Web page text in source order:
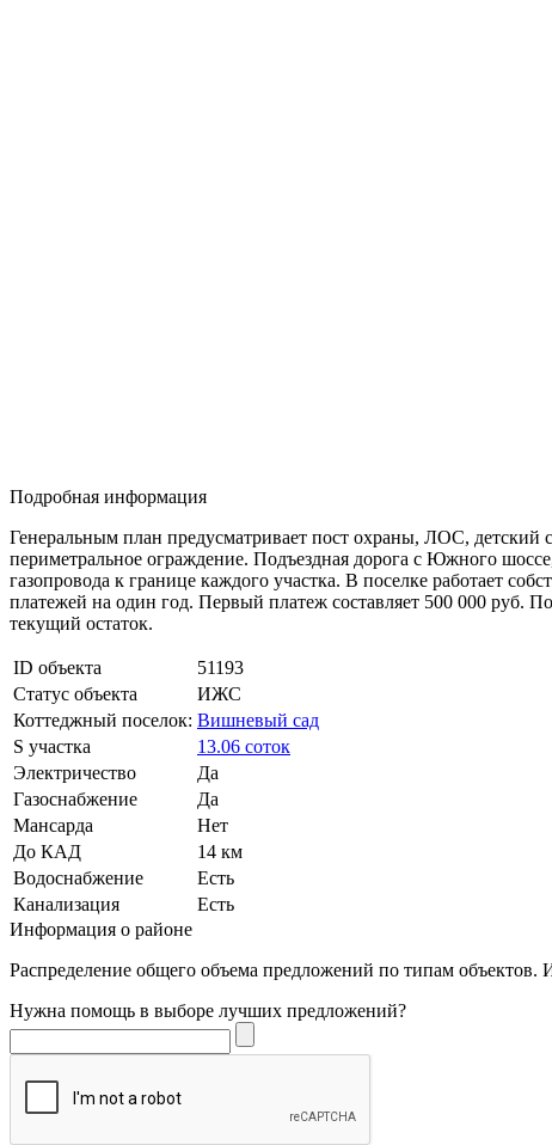
Подробная информация
Генеральным план предусматривает пост охраны, ЛОС,
периметральное ограждение. Подъездная дорога с Южного
газопровода к границе каждого участка. В поселке работает
платежей на один год. Первый платеж составляет 500 000 руб.
текущий остаток.
ID объекта
51193
Статус объекта
ИЖС
Коттеджный поселок: Вишневый сад
S участка
13.06 соток
Электричество
Да
Газоснабжение
Да
Мансарда
Нет
До КАД
14 км
Водоснабжение
Есть
Канализация
Есть
Информация о районе
Распределение общего объема предложений по типам объектов.
Нужна помощь в выборе лучших предложений?